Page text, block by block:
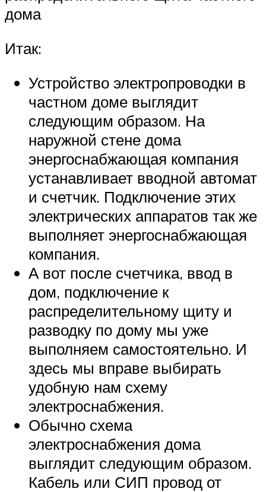
дома
Итак:
Устройство электропроводки в
частном доме выглядит
следующим образом. На
наружной стене дома
энергоснабжающая компания
устанавливает вводной автомат
и счетчик. Подключение этих
электрических аппаратов так же
выполняет энергоснабжающая
компания.
А вот после счетчика, ввод в
дом, подключение к
распределительному щиту и
разводку по дому мы уже
выполняем самостоятельно. И
здесь мы вправе выбирать
удобную нам схему
электроснабжения.
Обычно схема
электроснабжения дома
выглядит следующим образом.
Кабель или СИП провод от